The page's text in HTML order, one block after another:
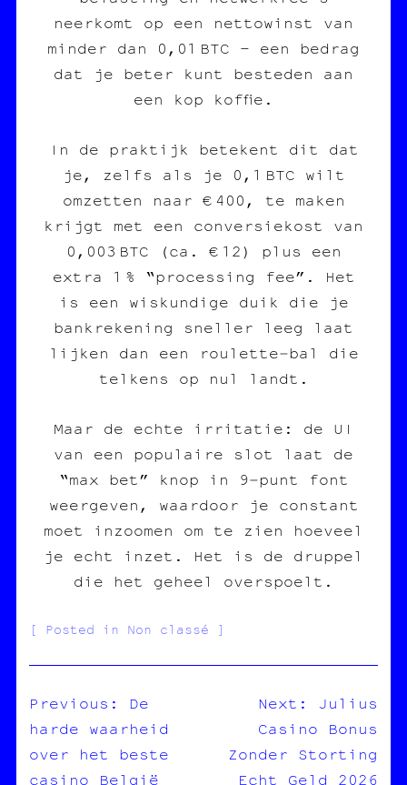
neerkomt op een nettowinst van
minder dan 0,01 BTC – een bedrag
dat je beter kunt besteden aan
een kop koffie.
In de praktijk betekent dit dat
je, zelfs als je 0,1 BTC wilt
omzetten naar € 400, te maken
krijgt met een conversiekost van
0,003 BTC (ca. € 12) plus een
extra 1 % “processing fee”. Het
is een wiskundige duik die je
bankrekening sneller leeg laat
lijken dan een roulette‑bal die
telkens op nul landt.
Maar de echte irritatie: de UI
van een populaire slot laat de
“max bet” knop in 9‑punt font
weergeven, waardoor je constant
moet inzoomen om te zien hoeveel
je echt inzet. Het is de druppel
die het geheel overspoelt.
Posted in Non classé
NAVIGATION
DE
Previous:
De
harde waarheid
over het beste
casino België
Next:
Julius
Casino Bonus
Zonder Storting
Echt Geld 2026